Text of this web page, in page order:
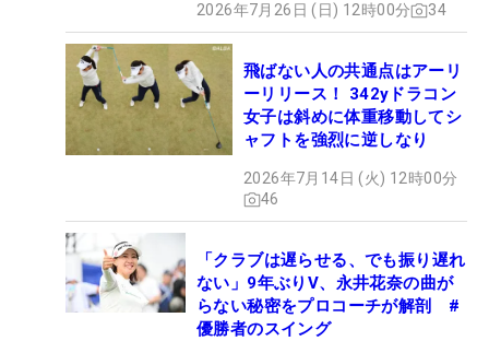
2026年7月26日 (日) 12時00分 34
飛ばない人の共通点はアーリ
ーリリース！ 342yドラコン
女子は斜めに体重移動してシ
ャフトを強烈に逆しなり
2026年7月14日 (火) 12時00分
46
「クラブは遅らせる、でも振り遅れ
ない」9年ぶりV、永井花奈の曲が
らない秘密をプロコーチが解剖 #
優勝者のスイング